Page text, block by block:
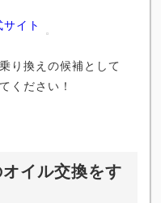
イト
り換えの候補として
ください！
イル交換をす